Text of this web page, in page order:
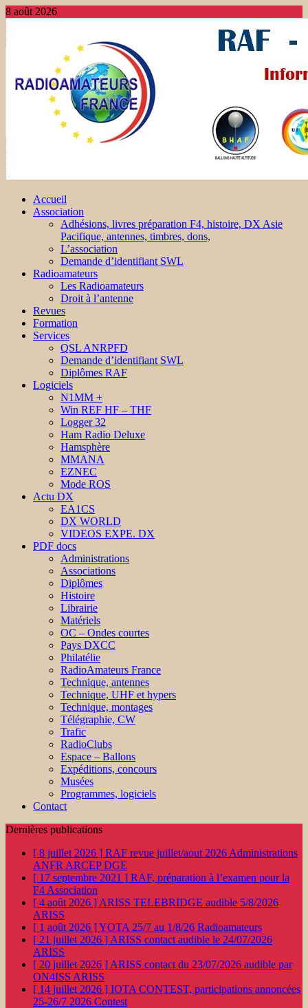
8 août 2026
Accueil
Association
Adhésions, livres préparation F4, histoire, DX Asie
Pacifique, antennes, timbres, dons,
L’association
Demande d’identifiant SWL
Radioamateurs
Les Radioamateurs
Droit à l’antenne
Revues
Formation
Services
QSL ANRPFD
Demande d’identifiant SWL
Diplômes RAF
Logiciels
N1MM +
Win REF HF – THF
Logger 32
Ham Radio Deluxe
Hamsphère
MMANA
EZNEC
Mode ROS
Actu DX
EA1CS
DX WORLD
VIDEOS EXPE. DX
PDF docs
Administrations
Associations
Diplômes
Histoire
Librairie
Matériels
OC – Ondes courtes
Pays DXCC
Philatélie
RadioAmateurs France
Technique, antennes
Technique, UHF et hypers
Technique, montages
Télégraphie, CW
Trafic
RadioClubs
Espace – Ballons
Expéditions, concours
Musées
Programmes, logiciels
Contact
Dernières publications
[ 8 juillet 2026 ] RAF revue juillet/aout 2026 Administrations
ANFR ARCEP DGE
[ 17 septembre 2021 ] RAF, préparation à l’examen pour la
F4 Association
[ 4 août 2026 ] ARISS TELEBRIDGE audible 5/8/2026
ARISS
[ 1 août 2026 ]YOTA 25/7 au 1/8/26 Radioamateurs
[ 21 juillet 2026 ] ARISS contact audible le 24/07/2026
ARISS
[ 20 juillet 2026 ] ARISS contact du 23/07/2026 audible par
ON4ISS ARISS
[ 14 juillet 2026 ] IOTA CONTEST, participations annoncées
25-26/7 2026 Contest